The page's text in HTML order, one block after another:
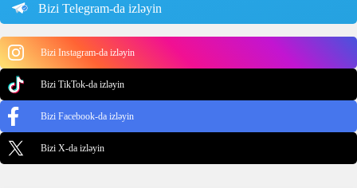
Bizi Telegram-da izləyin
Bizi Instagram-da izləyin
Bizi TikTok-da izləyin
Bizi Facebook-da izləyin
Bizi X-da izləyin